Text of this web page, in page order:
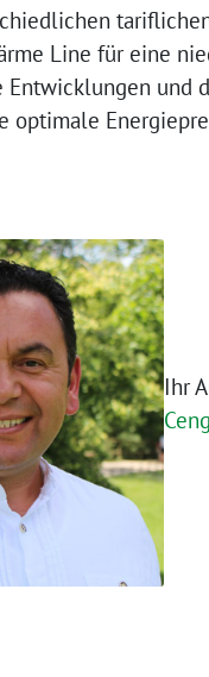
Line für eine
Entwicklungen und
optimale
Ihr